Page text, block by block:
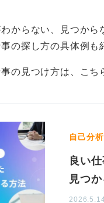
からない、見つか
の探し方の具体例も
の見つけ方は、こち
自己分析
良い
見つ
2026.5.14